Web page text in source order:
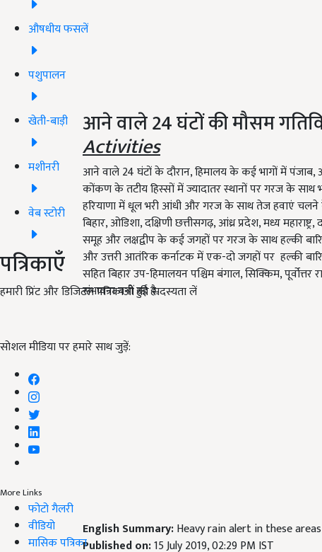
औषधीय फसलें
पशुपालन
खेती-बाड़ी
मशीनरी
वेब स्टोरी
पत्रिकाएँ
हमारी प्रिंट और डिजिटल पत्रिकाओं की सदस्यता लें
सोशल मीडिया पर हमारे साथ जुड़ें:
More Links
फोटो गैलरी
वीडियो
मासिक पत्रिका
आने वाले 24 घंटों की मौसम
Activities
आने वाले 24 घंटों के दौरान, हिमालय के कई भागों में पंजाब,
कोंकण के तटीय हिस्सों में ज्यादातर स्थानों पर गरज के साथ
हरियाणा में धूल भरी आंधी और गरज के साथ तेज हवाएं चलने
बिहार, ओडिशा, दक्षिणी छत्तीसगढ़, आंध्र प्रदेश, मध्य
समूह और लक्षद्वीप के कई जगहों पर गरज के साथ हल्की
और उत्तरी आतंरिक कर्नाटक में एक-दो जगहों पर हल्की
सहित बिहार उप-हिमालयन पश्चिम बंगाल, सिक्किम,
संभावना बनी हुई है.
English Summary:Heavy rain alert in these
Published on:15 July 2019, 02:29 PM IST